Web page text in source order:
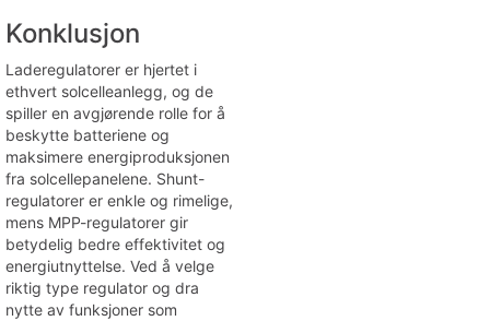
Konklusjon
Laderegulatorer er hjertet i
ethvert solcelleanlegg, og de
spiller en avgjørende rolle for å
beskytte batteriene og
maksimere energiproduksjonen
fra solcellepanelene. Shunt-
regulatorer er enkle og rimelige,
mens MPP-regulatorer gir
betydelig bedre effektivitet og
energiutnyttelse. Ved å velge
riktig type regulator og dra
nytte av funksjoner som